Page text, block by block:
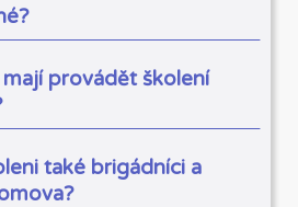
mají provádět školení
také brigádníci a